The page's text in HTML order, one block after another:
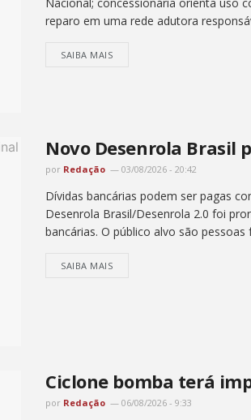
reparo em uma rede adutora
SAIBA MAIS
Novo Desenrola Brasil
por Redação 03/08/2026 - 20:42
Dívidas bancárias podem ser pagas
Desenrola Brasil/Desenrola 2.0 foi
bancárias. O público alvo são pessoas
SAIBA MAIS
Ciclone bomba terá
por Redação 06/08/2026 - 9:33